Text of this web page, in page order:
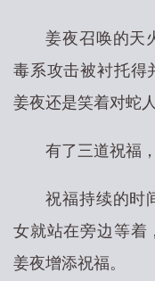
姜夜召唤的天
毒系攻击被衬托得
姜夜还是笑着对蛇
有了三道祝福
祝福持续的时
女就站在旁边等着
姜夜增添祝福。